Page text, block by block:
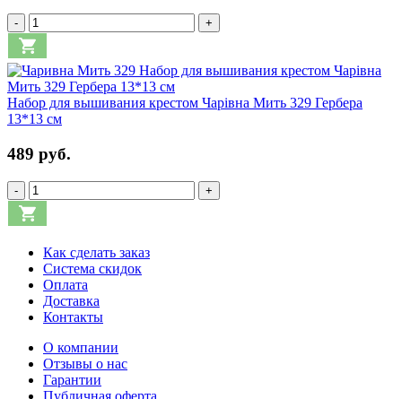
- +
Набор для вышивания крестом Чарівна Мить 329 Гербера
13*13 см
489 руб.
- +
Как сделать заказ
Система скидок
Оплата
Доставка
Контакты
О компании
Отзывы о нас
Гарантии
Публичная оферта